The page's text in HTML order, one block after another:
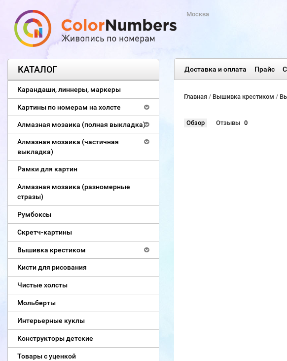
Москва
Доставка и оплата Прайс
КАТАЛОГ
Карандаши, линнеры, маркеры
Картины по номерам на холсте
Алмазная мозаика (полная выкладка)
Алмазная мозаика (частичная
выкладка)
Рамки для картин
Алмазная мозаика (разномерные
стразы)
Румбоксы
Скретч-картины
Вышивка крестиком
Кисти для рисования
Чистые холсты
Мольберты
Интерьерные куклы
Конструкторы детские
Товары с уценкой
Главная/ Вышивка крестиком /
Обзор Отзывы 0